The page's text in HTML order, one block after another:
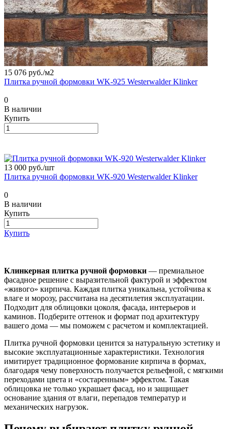
15 076 руб./м2
Плитка ручной формовки WK-925 Westerwalder Klinker
0
В наличии
Купить
13 000 руб./шт
Плитка ручной формовки WK-920 Westerwalder Klinker
0
В наличии
Купить
Купить
Клинкерная плитка ручной формовки — премиальное
фасадное решение с выразительной фактурой и эффектом
«живого» кирпича. Каждая плитка уникальна, устойчива к
влаге и морозу, рассчитана на десятилетия эксплуатации.
Подходит для облицовки цоколя, фасада, интерьеров и
каминов. Подберите оттенок и формат под архитектуру
вашего дома — мы поможем с расчетом и комплектацией.
Плитка ручной формовки ценится за натуральную эстетику и
высокие эксплуатационные характеристики. Технология
имитирует традиционное формование кирпича в формах,
благодаря чему поверхность получается рельефной, с мягкими
переходами цвета и «состаренным» эффектом. Такая
облицовка не только украшает фасад, но и защищает
основание здания от влаги, перепадов температур и
механических нагрузок.